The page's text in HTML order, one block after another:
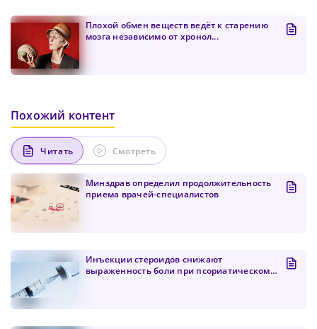
Плохой обмен веществ ведёт к старению
мозга независимо от хронол...
Похожий контент
Читать Смотреть
Минздрав определил продолжительность
приема врачей-специалистов
Инъекции стероидов снижают
выраженность боли при псориатическом